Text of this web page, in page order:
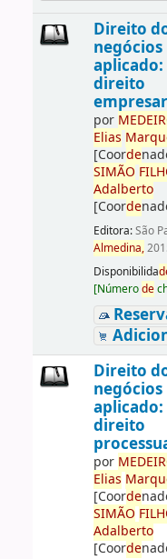
Direito
negócios
aplicado:
direito
por MEDE
Elias
[Coorde
SIMÃO
Adalberto
[Coorde
Editora:São
Almedina,
Disponibilida
[Númerode
Direito
negócios
aplicado:
direito
por MEDE
Elias
[Coorde
SIMÃO
Adalberto
[Coorde